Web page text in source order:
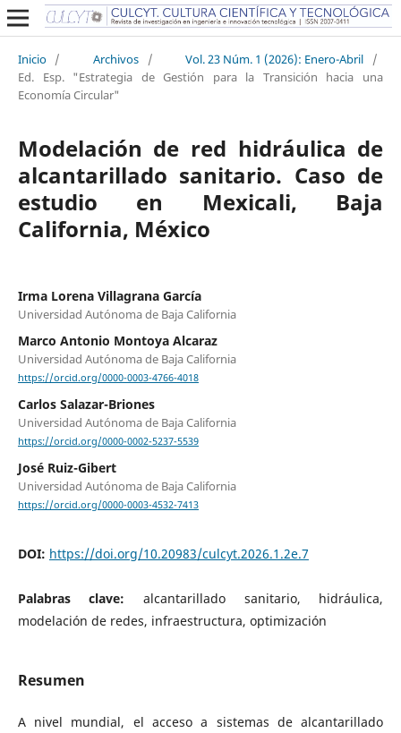
Inicio / Archivos / Vol. 23 Núm. 1 (2026): Enero-Abril
/
Ed. Esp. "Estrategia de Gestión para la Transición hacia una
Economía Circular"
Modelación de red hidráulica de
alcantarillado sanitario. Caso de
estudio en Mexicali, Baja
California, México
Irma Lorena Villagrana García
Universidad Autónoma de Baja California
Marco Antonio Montoya Alcaraz
Universidad Autónoma de Baja California
https://orcid.org/0000-0003-4766-4018
Carlos Salazar-Briones
Universidad Autónoma de Baja California
https://orcid.org/0000-0002-5237-5539
José Ruiz-Gibert
Universidad Autónoma de Baja California
https://orcid.org/0000-0003-4532-7413
DOI: https://doi.org/10.20983/culcyt.2026.1.2e.7
Palabras clave: alcantarillado sanitario, hidráulica,
modelación de redes, infraestructura, optimización
Resumen
A nivel mundial, el acceso a sistemas de alcantarillado